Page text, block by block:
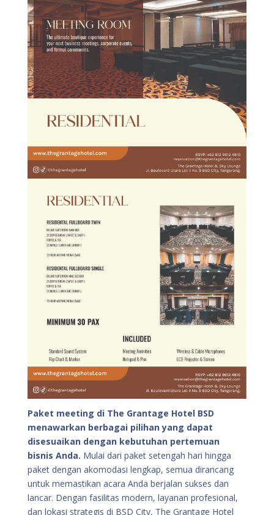
Paket meeting di The Grantage Hotel BSD
menawarkan berbagai pilihan yang dapat
disesuaikan dengan kebutuhan pertemuan
bisnis Anda. Mulai dari paket setengah hari hingga
paket dengan akomodasi lengkap, semua dirancang
untuk memastikan acara Anda berjalan sukses dan
lancar. Dengan fasilitas modern, layanan profesional,
dan lokasi strategis di BSD City, The Grantage Hotel